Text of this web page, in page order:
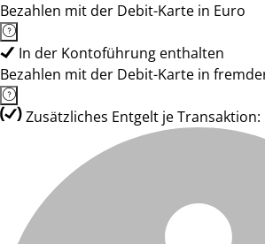
Bezahlen mit der Debit-Karte in Euro
In der Kontoführung enthalten
Bezahlen mit der Debit-Karte in
Zusätzliches Entgelt je Transaktion: